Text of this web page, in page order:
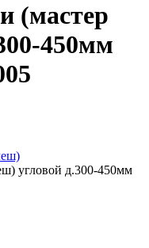
(мастер
450мм
угловой д.300-450мм